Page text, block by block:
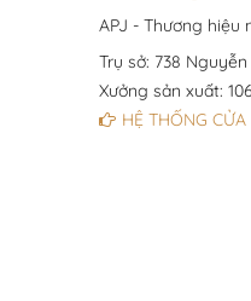
APJ - Thương hiệu
Trụ sở: 738 Nguyễn
Xưởng sản xuất:
HỆ THỐNG CỬA